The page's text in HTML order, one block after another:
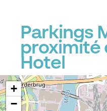
Parkings
proximité
Hotel
+
−